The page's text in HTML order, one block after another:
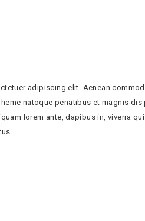
adipiscing elit. Aenean
natoque penatibus et magnis dis
lorem ante, dapibus in, viverra